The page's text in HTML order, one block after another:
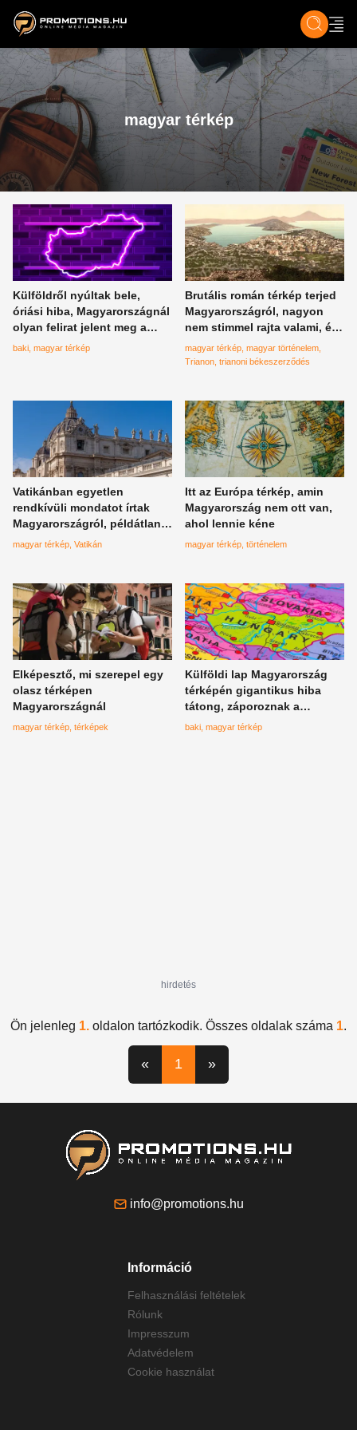
ZENE, FILM & KULT ÉLET TECH &
magyar térkép
Külföldről nyúltak bele,
óriási hiba, Magyarországnál
olyan felirat jelent meg a
világtérképen, amin
baki magyar térkép
Brutális román térkép terjed
Magyarországról, nagyon
nem stimmel rajta valami, és
még 1855-ben készítették
magyar térkép magyar történelem
Trianon trianoni békeszerződés
Vatikánban egyetlen
rendkívüli mondatot írtak
Magyarországról, példátlan a
szöveg
magyar térkép Vatikán
Itt az Európa térkép, amin
Magyarország nem ott van,
ahol lennie kéne
magyar térkép történelem
Elképesztő, mi szerepel egy
olasz térképen
Magyarországnál
magyar térkép térképek
Külföldi lap Magyarország
térképén gigantikus hiba
tátong, záporoznak a
hozzászólások
baki magyar térkép
hirdetés
Ön jelenleg 1. oldalon tartózkodik. Összes oldalak száma 1.
« 1 »
info@promotions.hu
Információ
Felhasználási feltételek
Rólunk
Impresszum
Adatvédelem
Cookie használat